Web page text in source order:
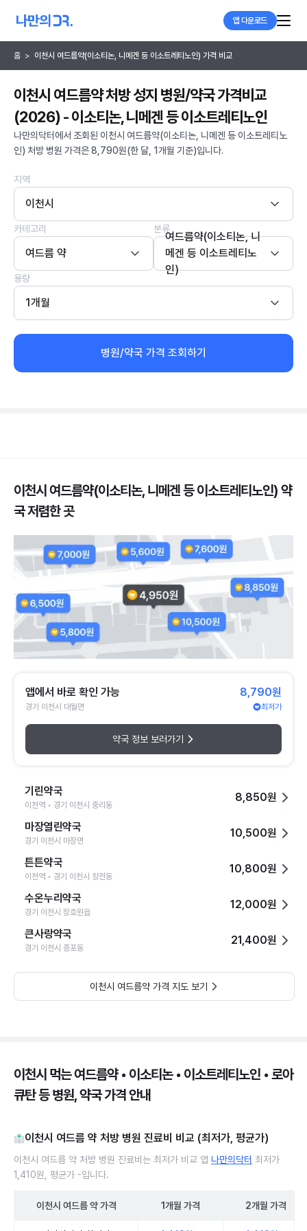
앱 다운로드
홈 > 이천시 여드름약(이소티논, 니메겐 등 이소트레티노인) 가격 비교
이천시 여드름약 처방 성지 병원/약국 가격비교
(2026) - 이소티논, 니메겐 등 이소트레티노인
나만의닥터에서 조회된 이천시 여드름약(이소티논, 니메겐 등 이소트레티노
인) 처방 병원 가격은 8,790원(한 달, 1개월 기준)입니다.
지역
이천시
카테고리
여드름 약
분류
여드름약(이소티논, 니
메겐 등 이소트레티노
인)
용량
1개월
병원/약국 가격 조회하기
이천시 여드름약(이소티논, 니메겐 등 이소트레티노인) 약
국 저렴한 곳
앱에서 바로 확인 가능
경기 이천시 대월면
8,790원
최저가
약국 정보 보러가기
기린약국
이천역 • 경기 이천시 중리동
8,850원
마장열린약국
경기 이천시 마장면
10,500원
튼튼약국
이천역 • 경기 이천시 창전동
10,800원
수온누리약국
경기 이천시 장호원읍
12,000원
큰사랑약국
경기 이천시 증포동
21,400원
이천시 여드름약 가격 지도 보기
이천시 먹는 여드름약 • 이소티논 • 이소트레티노인 • 로아
큐탄 등 병원, 약국 가격 안내
이천시 여드름 약 처방 병원 진료비 비교 (최저가, 평균가)
이천시 여드름 약 처방 병원 진료비는 최저가 비교 앱 나만의닥터 최저가
1,410원, 평균가 -입니다.
이천시 여드름 약가격 1개월 가격 2개월 가격